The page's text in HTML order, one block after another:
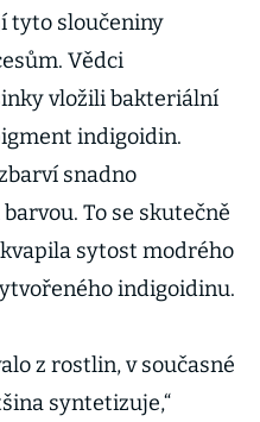
tyto sloučeniny
Vědci
vložili bakteriální
indigoidin.
snadno
To se skutečně
sytost modrého
indigoidinu.
z rostlin, v současné
syntetizuje,“